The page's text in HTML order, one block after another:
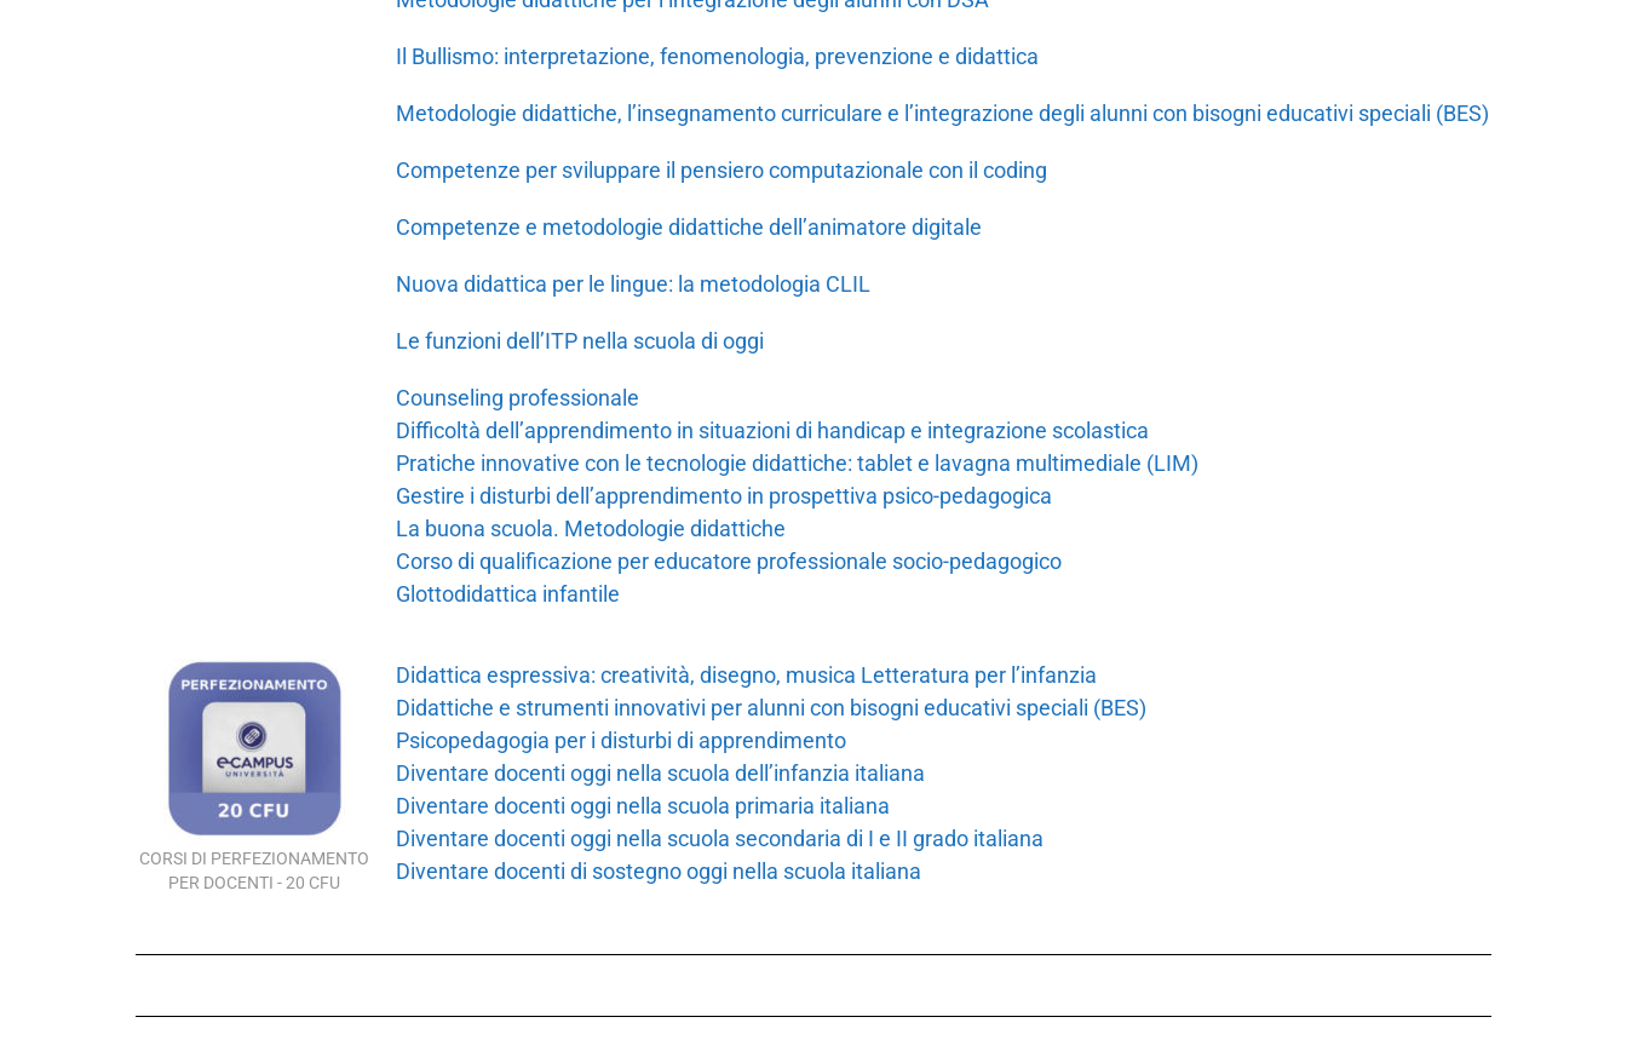
Il Bullismo: interpretazione, fenomenologia, prevenzione e didattica
Metodologie didattiche, l’insegnamento curriculare e l’integrazione degli alunni con bisogni educativi speciali (BES)
Competenze per sviluppare il pensiero computazionale con il coding
Competenze e metodologie didattiche dell’animatore digitale
Nuova didattica per le lingue: la metodologia CLIL
Le funzioni dell’ITP nella scuola di oggi
Counseling professionale
Difficoltà dell’apprendimento in situazioni di handicap e integrazione scolastica
Pratiche innovative con le tecnologie didattiche: tablet e lavagna multimediale (LIM)
Gestire i disturbi dell’apprendimento in prospettiva psico-pedagogica
La buona scuola. Metodologie didattiche
Corso di qualificazione per educatore professionale socio-pedagogico
Glottodidattica infantile
CORSI DI PERFEZIONAMENTO
PER DOCENTI - 20 CFU
Didattica espressiva: creatività, disegno, musica Letteratura per l’infanzia
Didattiche e strumenti innovativi per alunni con bisogni educativi speciali (BES)
Psicopedagogia per i disturbi di apprendimento
Diventare docenti oggi nella scuola dell’infanzia italiana
Diventare docenti oggi nella scuola primaria italiana
Diventare docenti oggi nella scuola secondaria di I e II grado italiana
Diventare docenti di sostegno oggi nella scuola italiana